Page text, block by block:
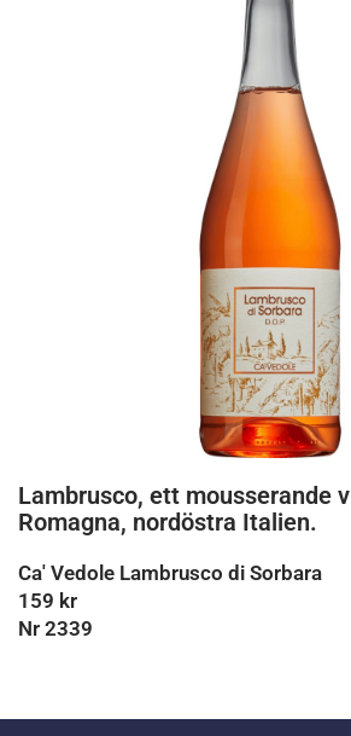
Lambrusco, ett mousserande
Romagna, nordöstra Italien.
Ca' Vedole Lambrusco di Sorbara
159 kr
Nr 2339